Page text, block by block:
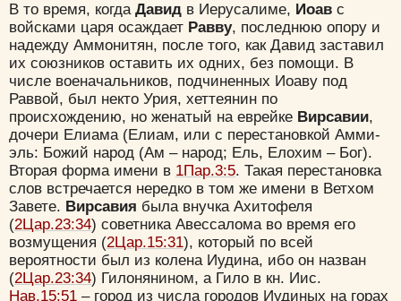
В то время, когда Давид в Иерусалиме, Иоав с
войсками царя осаждает Равву, последнюю опору и
надежду Аммонитян, после того, как Давид заставил
их союзников оставить их одних, без помощи. В
числе военачальников, подчиненных Иоаву под
Раввой, был некто Урия, хеттеянин по
происхождению, но женатый на еврейке Вирсавии,
дочери Елиама (Елиам, или с перестановкой Амми-
эль: Божий народ (Ам – народ; Ель, Елохим – Бог).
Вторая форма имени в 1Пар.3:5. Такая перестановка
слов встречается нередко в том же имени в Ветхом
Завете. Вирсавия была внучка Ахитофеля
(2Цар.23:34) советника Авессалома во время его
возмущения (2Цар.15:31), который по всей
вероятности был из колена Иудина, ибо он назван
(2Цар.23:34) Гилонянином, а Гило в кн. Иис.
Нав.15:51 – город из числа городов Иудиных на горах
Хорошо
Да
Нет
Вход
Регистрация
Цвет: